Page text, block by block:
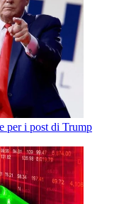
per i post di Trump